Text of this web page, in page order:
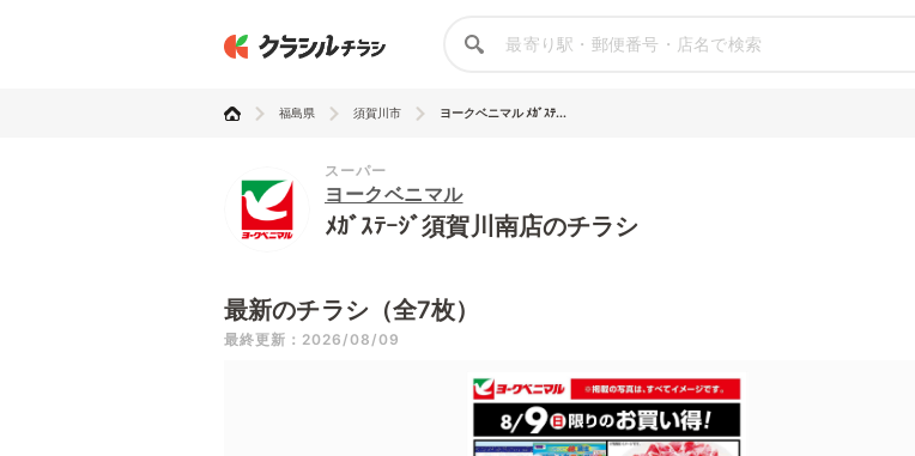
福島県 須賀川市 ヨークベニマル ﾒｶﾞｽﾃ...
スーパー
ヨークベニマル
ﾒｶﾞｽﾃｰｼﾞ須賀川南店のチラシ
最新のチラシ（全7枚）
最終更新：2026/08/09